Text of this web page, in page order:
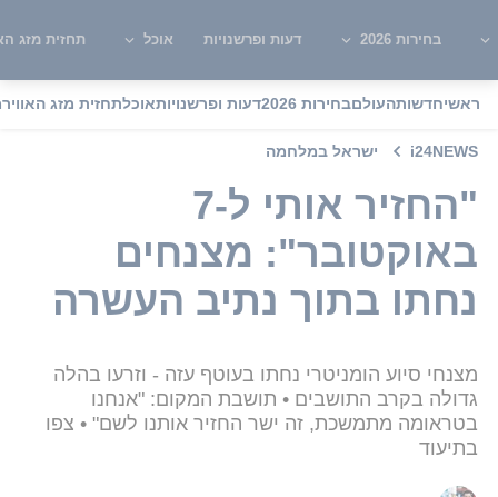
בחירות 2026 דעות ופרשנויות אוכל תחזית מזג
ראשיחדשותהעולםבחירות 2026 דעות ופרשנויותאוכלתחזית מזג האוויר
i24NEWS ישראל במלחמה
"החזיר אותי ל-7
באוקטובר": מצנחים
נחתו בתוך נתיב העשרה
מצנחי סיוע הומניטרי נחתו בעוטף עזה - וזרעו בהלה
גדולה בקרב התושבים • תושבת המקום: "אנחנו
בטראומה מתמשכת, זה ישר החזיר אותנו לשם" • צפו
בתיעוד